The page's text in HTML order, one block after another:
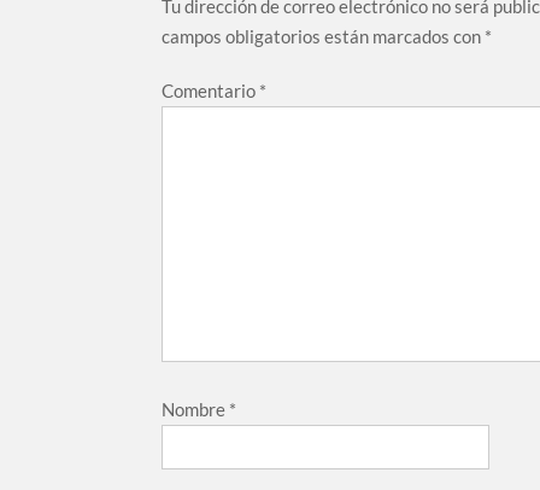
Tu dirección de correo electrónico no será
campos obligatorios están marcados con *
Comentario *
Nombre *